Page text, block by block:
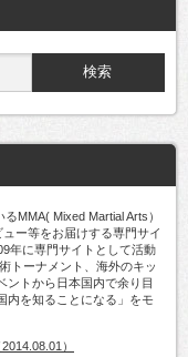
MMA( Mixed Martial Arts）
ー等をお届けする専門サイ
年に専門サイトとして活動
トーナメント、海外のキッ
ントから日本国内で余り目
内を知ることになる」をモ
）